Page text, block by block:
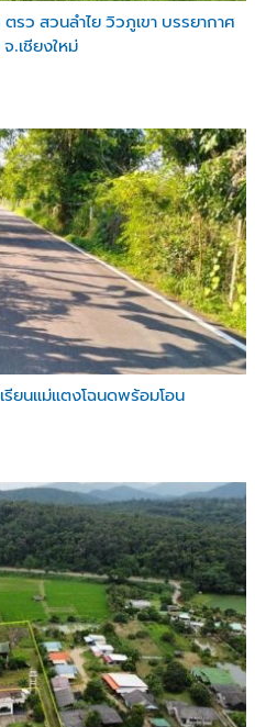
รว สวนลำไย วิวภูเขา บรรยากาศ
.เชียงใหม่
รียนแม่แตงโฉนดพร้อมโอน